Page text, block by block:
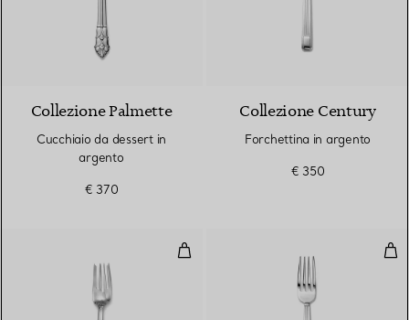
Collezione Palmette
Cucchiaio da dessert in
argento
€ 370
Collezione Century
Forchettina in argento
€ 350
Forchettina in argento